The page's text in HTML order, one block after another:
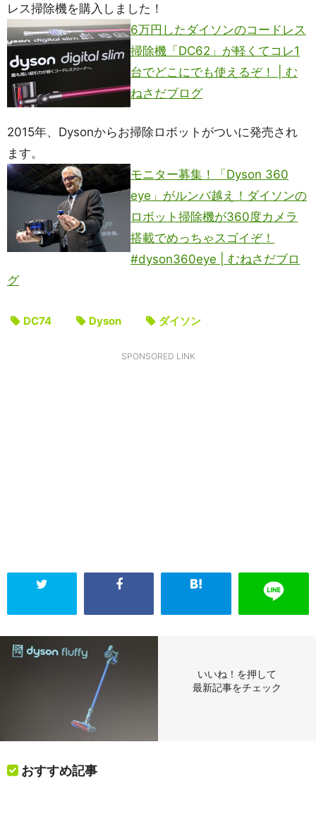
レス掃除機を購入しました！
6万円したダイソンのコードレス
掃除機「DC62」が軽くてコレ1
台でどこにでも使えるぞ！ | む
ねさだブログ
2015年、Dysonからお掃除ロボットがついに発売され
ます。
モニター募集！「Dyson 360
eye」がルンバ越え！ダイソンの
ロボット掃除機が360度カメラ
搭載でめっちゃスゴイぞ！
#dyson360eye | むねさだブロ
グ
DC74 Dyson ダイソン
SPONSORED LINK
いいね！を押して
最新記事をチェック
おすすめ記事